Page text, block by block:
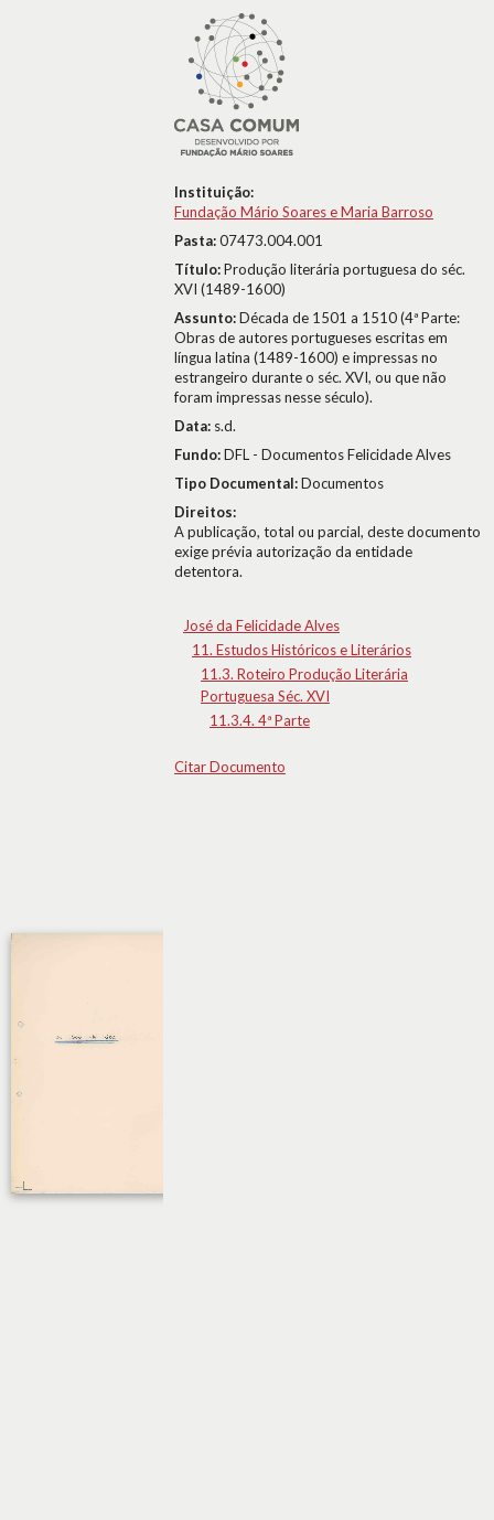
Instituição:
Fundação Mário Soares e Maria Barroso
Pasta:07473.004.001
Título:Produção literária portuguesa do séc.
XVI (1489-1600)
Assunto:Década de 1501 a 1510 (4ª Parte:
Obras de autores portugueses escritas em
língua latina (1489-1600) e impressas no
estrangeiro durante o séc. XVI, ou que não
foram impressas nesse século).
Data: s.d.
Fundo:DFL - Documentos Felicidade Alves
Tipo Documental:Documentos
Direitos:
A publicação, total ou parcial, deste documento
exige prévia autorização da entidade
detentora.
José da Felicidade Alves
11. Estudos Históricos e Literários
11.3. Roteiro Produção Literária
Portuguesa Séc. XVI
11.3.4. 4ª Parte
Citar Documento